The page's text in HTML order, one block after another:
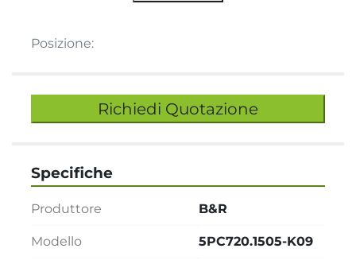
Posizione:
Richiedi Quotazione
Specifiche
Produttore B&R
Modello 5PC720.1505-K09